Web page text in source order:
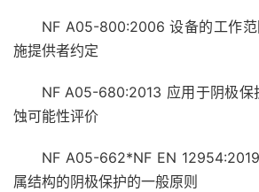
NF A05-800:2006 设备的工作
施提供者约定
NF A05-680:2013 应用于阴极保
蚀可能性评价
NF A05-662*NF EN
属结构的阴极保护的一般原则